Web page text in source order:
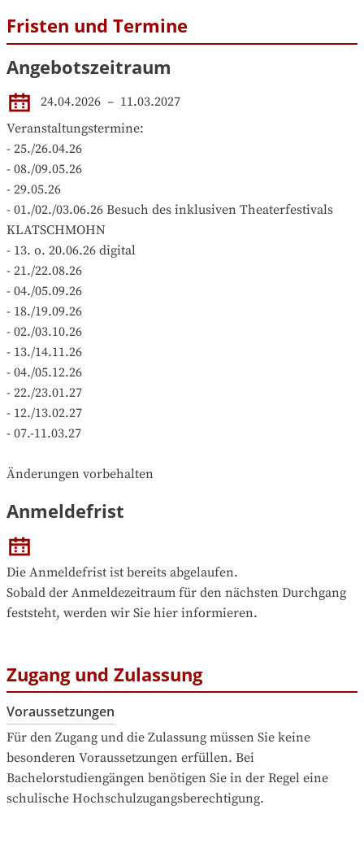
Fristen und Termine
Angebotszeitraum
24.04.2026 – 11.03.2027
Veranstaltungstermine:
- 25./26.04.26
- 08./09.05.26
- 29.05.26
- 01./02./03.06.26 Besuch des inklusiven Theaterfestivals
KLATSCHMOHN
- 13. o. 20.06.26 digital
- 21./22.08.26
- 04./05.09.26
- 18./19.09.26
- 02./03.10.26
- 13./14.11.26
- 04./05.12.26
- 22./23.01.27
- 12./13.02.27
- 07.-11.03.27
Änderungen vorbehalten
Anmeldefrist
Die Anmeldefrist ist bereits abgelaufen.
Sobald der Anmeldezeitraum für den nächsten Durchgang
feststeht, werden wir Sie hier informieren.
Zugang und Zulassung
Voraussetzungen
Für den Zugang und die Zulassung müssen Sie keine
besonderen Voraussetzungen erfüllen. Bei
Bachelorstudiengängen benötigen Sie in der Regel eine
schulische Hochschulzugangsberechtigung.